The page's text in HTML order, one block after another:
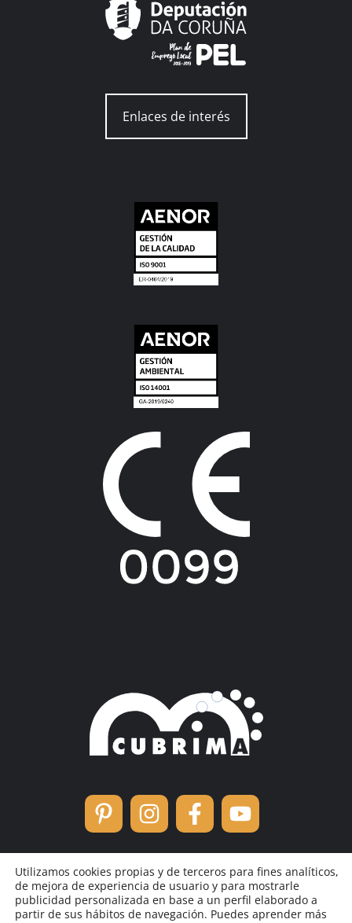
Enlaces de interés
Utilizamos cookies propias y de terceros para fines analíticos,
de mejora de experiencia de usuario y para mostrarle
publicidad personalizada en base a un perfil elaborado a
partir de sus hábitos de navegación. Puedes aprender más